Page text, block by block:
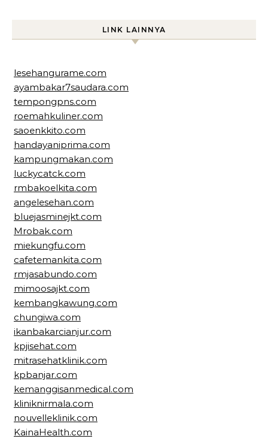
LINK LAINNYA
lesehangurame.com
ayambakar7saudara.com
tempongpns.com
roemahkuliner.com
saoenkkito.com
handayaniprima.com
kampungmakan.com
luckycatck.com
rmbakoelkita.com
angelesehan.com
bluejasminejkt.com
Mrobak.com
miekungfu.com
cafetemankita.com
rmjasabundo.com
mimoosajkt.com
kembangkawung.com
chungiwa.com
ikanbakarcianjur.com
kpjisehat.com
mitrasehatklinik.com
kpbanjar.com
kemanggisanmedical.com
kliniknirmala.com
nouvelleklinik.com
KainaHealth.com